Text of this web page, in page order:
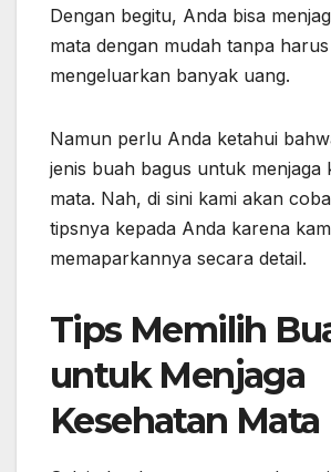
Dengan begitu, Anda bisa
mata dengan mudah tanpa harus
mengeluarkan banyak uang.
Namun perlu Anda ketahui
jenis buah bagus untuk menjaga
mata. Nah, di sini kami akan
tipsnya kepada Anda karena
memaparkannya secara detail.
Tips Memilih
untuk Menjaga
Kesehatan Mata